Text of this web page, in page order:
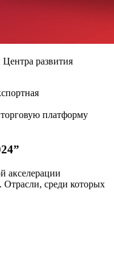
развития
платформу
акселерации
Отрасли, среди которых